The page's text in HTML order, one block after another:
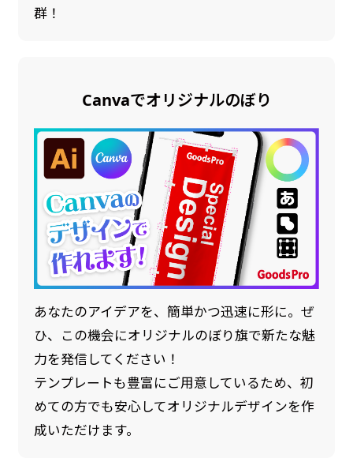
群！
Canvaでオリジナルのぼり
あなたのアイデアを、簡単かつ迅速に形に。ぜ
ひ、この機会にオリジナルのぼり旗で新たな魅
力を発信してください！
テンプレートも豊富にご用意しているため、初
めての方でも安心してオリジナルデザインを作
成いただけます。